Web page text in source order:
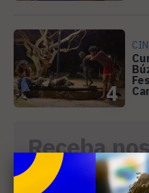
4
Receba
newsletter